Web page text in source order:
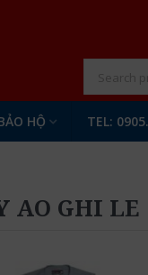
HỘ TEL:
AO GHI LE